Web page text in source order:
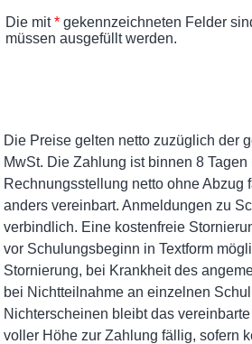
Die Preise gelten netto zuzüglich der
MwSt. Die Zahlung ist binnen 8 Tagen
Rechnungsstellung netto ohne Abzug
anders vereinbart. Anmeldungen zu
verbindlich. Eine kostenfreie
vor Schulungsbeginn in Textform
Stornierung, bei Krankheit des
bei Nichtteilnahme an einzelnen
Nichterscheinen bleibt das
voller Höhe zur Zahlung fällig, sofern